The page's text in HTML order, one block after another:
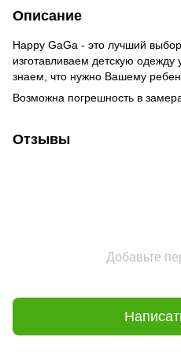
Описание
Happy GaGa - это лучший
изготавливаем детскую
знаем, что нужно Вашему
Возможна погрешность в
Отзывы
Добавьте